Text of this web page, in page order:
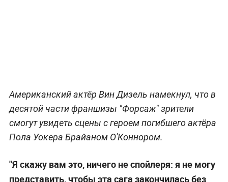
Американский актёр Вин Дизель намекнул, что в
десятой части франшизы "Форсаж" зрители
смогут увидеть сцены с героем погибшего актёра
Пола Уокера Брайаном О'Коннором.
"Я скажу вам это, ничего не спойлеря: я не могу
представить, чтобы эта сага закончилась без